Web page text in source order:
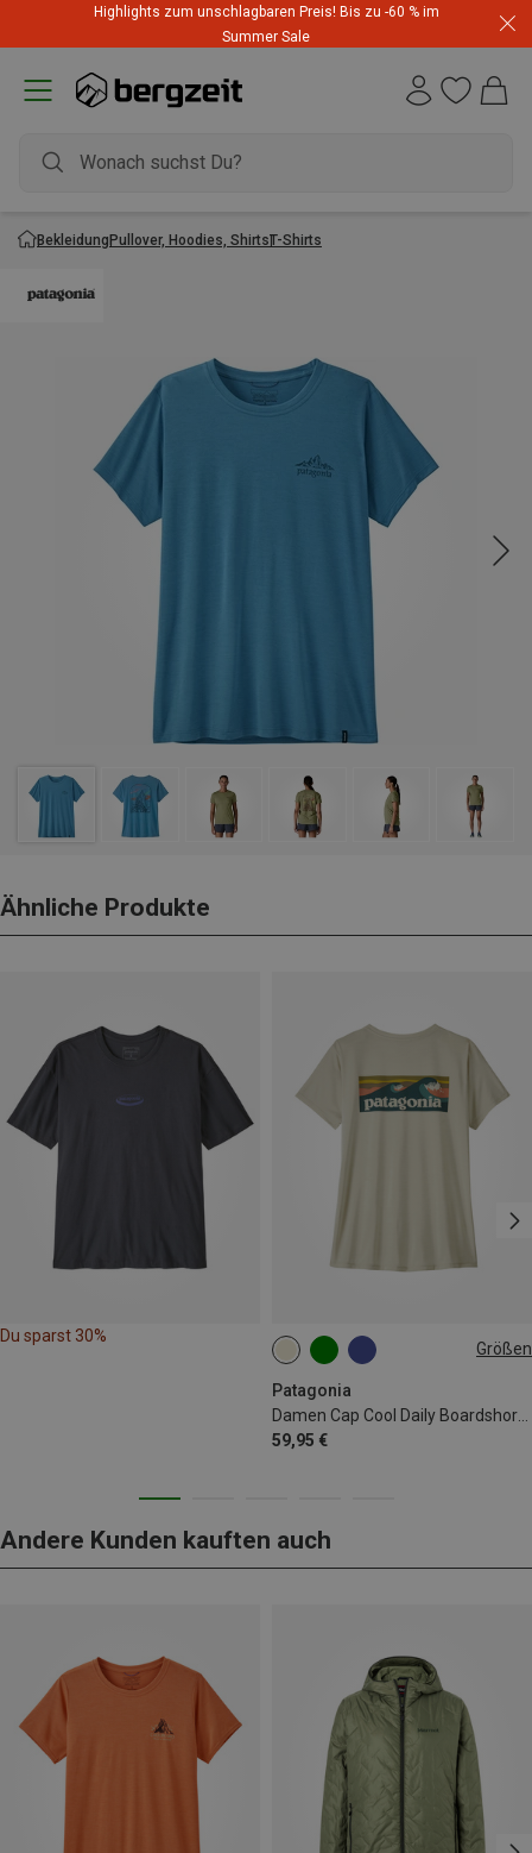
Highlights zum unschlagbaren Preis! Bis zu -60 % im
Summer Sale
BekleidungPullover, Hoodies, ShirtsT-Shirts
Ähnliche Produkte
Du sparst 30%
Größen
Patagonia
59,95 €
XS M
Andere Kunden kauften auch